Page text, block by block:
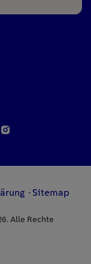
Sitemap
Alle Rechte